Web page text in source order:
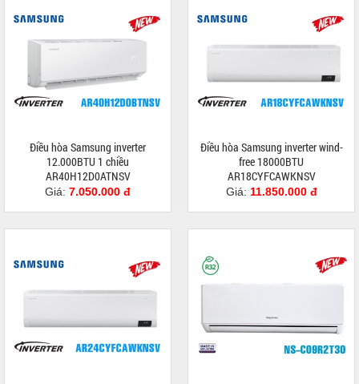
Điều hòa Samsung inverter
12.000BTU 1 chiều
AR40H12D0ATNSV
Giá: 7.050.000 đ
Điều hòa Samsung inverter wind-
free 18000BTU
AR18CYFCAWKNSV
Giá: 11.850.000 đ